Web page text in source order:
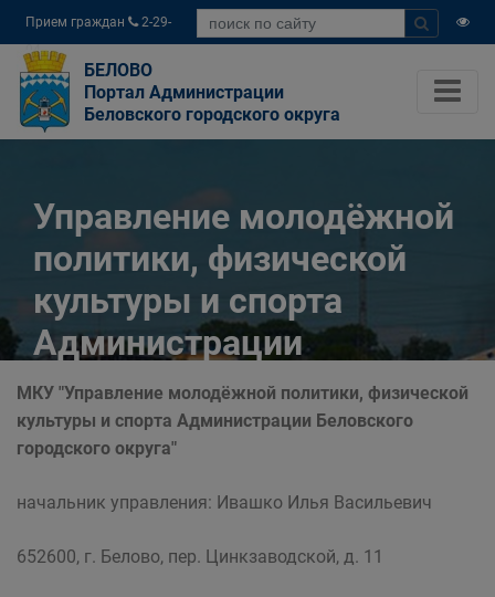
Прием граждан
2-29-
04
БЕЛОВО
Портал Администрации
Беловского городского округа
Управление молодёжной
политики, физической
культуры и спорта
Администрации
Беловского городского
округа
Муниципальные учреждения
физической культуры и спорта Администрации
МКУ "Управление молодёжной политики, физической
культуры и спорта Администрации Беловского
городского округа"
начальник управления: Ивашко Илья Васильевич
652600, г. Белово, пер. Цинкзаводской, д. 11